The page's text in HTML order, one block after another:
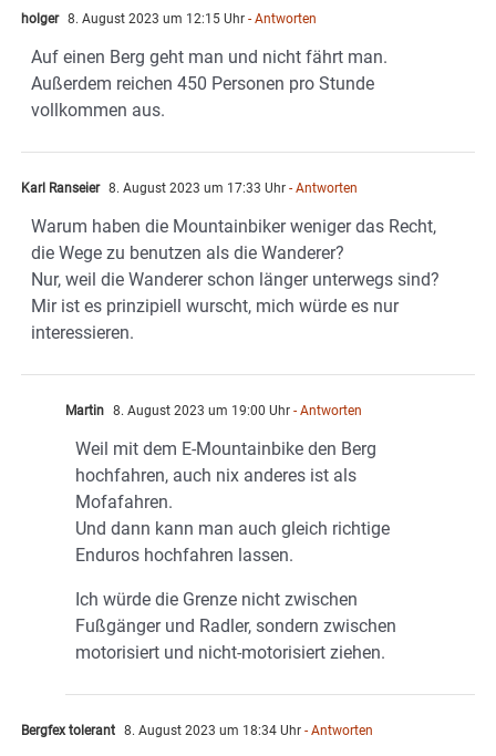
holger 8. August 2023 um 12:15 Uhr - Antworten
Auf einen Berg geht man und nicht fährt man.
Außerdem reichen 450 Personen pro Stunde
vollkommen aus.
Karl Ranseier 8. August 2023 um 17:33 Uhr - Antworten
Warum haben die Mountainbiker weniger das Recht,
die Wege zu benutzen als die Wanderer?
Nur, weil die Wanderer schon länger unterwegs sind?
Mir ist es prinzipiell wurscht, mich würde es nur
interessieren.
Martin 8. August 2023 um 19:00 Uhr - Antworten
Weil mit dem E-Mountainbike den Berg
hochfahren, auch nix anderes ist als
Mofafahren.
Und dann kann man auch gleich richtige
Enduros hochfahren lassen.
Ich würde die Grenze nicht zwischen
Fußgänger und Radler, sondern zwischen
motorisiert und nicht-motorisiert ziehen.
Bergfex tolerant 8. August 2023 um 18:34 Uhr - Antworten